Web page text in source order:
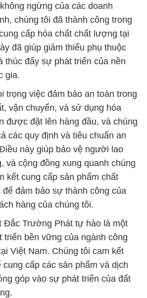
ngừng của các doanh
chúng tôi đã thành công trong
cấp hóa chất chất lượng tại
đã giúp giảm thiểu phụ thuộc
thúc đẩy sự phát triển của nền
gia.
trọng việc đảm bảo an toàn trong
vận chuyển, và sử dụng hóa
được đặt lên hàng đầu, và chúng
các quy định và tiêu chuẩn an
này giúp bảo vệ người lao
và cộng đồng xung quanh chúng
kết cung cấp sản phẩm chất
đảm bảo sự thành công của
hàng của chúng tôi.
Đắc Trường Phát tự hào là một
triển bền vững của ngành công
Việt Nam. Chúng tôi cam kết
cấp các sản phẩm và dịch
góp vào sự phát triển của đất